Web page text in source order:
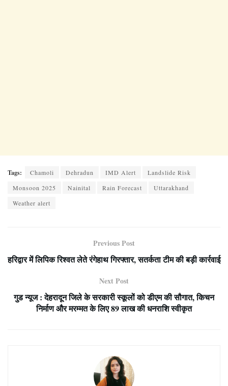
Tags: Chamoli Dehradun IMD Alert
Landslide Risk
Monsoon 2025
Nainital Rain Forecast
Uttarakhand
Weather alert
Previous Post
हरिद्वार में लिपिक रिश्वत लेते रंगेहाथ गिरफ्तार, सतर्कता टीम की बड़ी कार्रवाई
Next Post
गुड न्यूज : देहरादून जिले के सरकारी स्कूलों को डीएम की सौगात, किचन
निर्माण और मरम्मत के लिए 89 लाख की धनराशि स्वीकृत